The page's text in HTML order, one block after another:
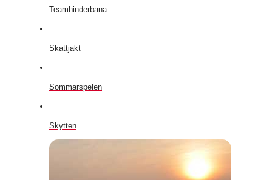
Teamhinderbana
Skattjakt
Sommarspelen
Skytten